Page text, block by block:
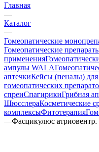
Главная
—
Каталог
—
Гомеопатические
Гомеопатические
применения
ампулы WALA
аптечкиКейсы (пеналы) для
гомеопатических
спреиСпагирикиГрибная
ШюсслераКосметические
комплексыФитотерапия
—Фасцикулюс